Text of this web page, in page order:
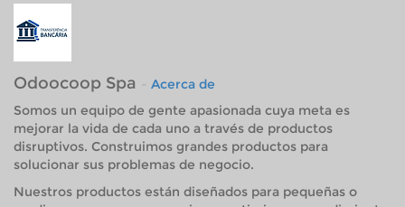
Odoocoop Spa Acerca de
Somos un equipo de gente apasionada cuya meta es
mejorar la vida de cada uno a través de productos
disruptivos. Construimos grandes productos para
solucionar sus problemas de negocio.
Nuestros productos están diseñados para pequeñas o